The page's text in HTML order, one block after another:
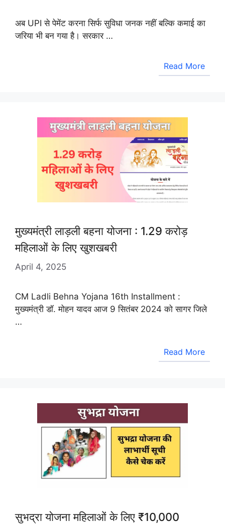
अब UPI से पेमेंट करना सिर्फ सुविधा जनक नहीं बल्कि कमाई का
जरिया भी बन गया है। सरकार …
Read More
मुख्यमंत्री लाड़ली बहना योजना : 1.29 करोड़
महिलाओं के लिए खुशखबरी
April 4, 2025
CM Ladli Behna Yojana 16th Installment :
मुख्यमंत्री डॉ. मोहन यादव आज 9 सितंबर 2024 को सागर जिले
…
Read More
सुभद्रा योजना महिलाओं के लिए ₹10,000